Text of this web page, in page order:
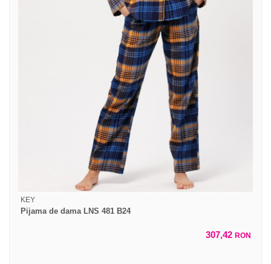
KEY
Pijama de dama LNS 481 B24
307,42 RON